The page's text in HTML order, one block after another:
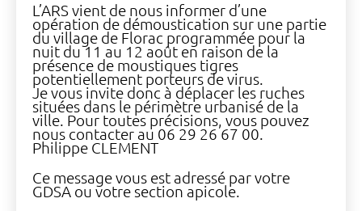
L’ARS vient de nous informer d’une
opération de démoustication sur une partie
du village de Florac programmée pour la
nuit du 11 au 12 août en raison de la
présence de moustiques tigres
potentiellement porteurs de virus.
Je vous invite donc à déplacer les ruches
situées dans le périmètre urbanisé de la
ville. Pour toutes précisions, vous pouvez
nous contacter au 06 29 26 67 00.
Philippe CLEMENT
Ce message vous est adressé par votre
GDSA ou votre section apicole.